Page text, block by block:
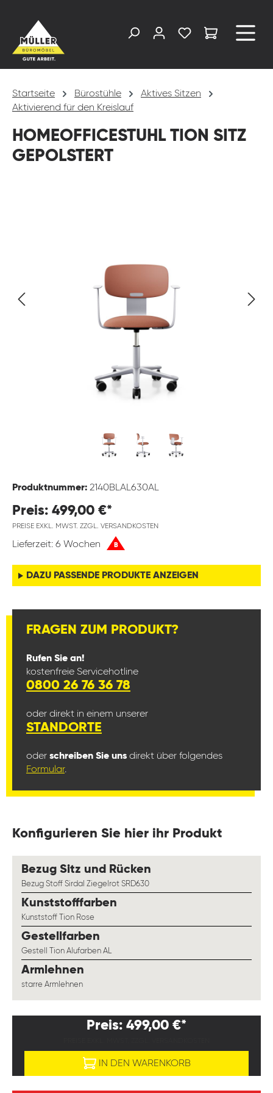
Startseite Bürostühle
Aktives Sitzen
Aktivierend für den Kreislauf
HOMEOFFICESTUHL TION SITZ
GEPOLSTERT
Produktnummer: 2140BLAL630AL
Preis: 499,00 €*
PREISE EXKL. MWST. ZZGL. VERSANDKOSTEN
Lieferzeit: 6 Wochen B
DAZU PASSENDE PRODUKTE ANZEIGEN
FRAGEN ZUM PRODUKT?
Rufen Sie an!
kostenfreie Servicehotline
0800 26 76 36 78
oder direkt in einem unserer
STANDORTE
oder schreiben Sie uns direkt über folgendes
Formular.
Konfigurieren Sie hier ihr Produkt
Bezug Sitz und Rücken
Bezug Stoff Sirdal Ziegelrot SRD630
Kunststofffarben
Kunststoff Tion Rose
Gestellfarben
Gestell Tion Alufarben AL
Armlehnen
starre Armlehnen
Preis: 499,00 €*
IN DEN WARENKORB